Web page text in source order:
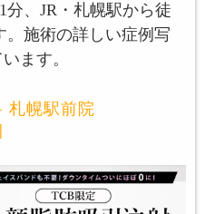
、JR・札幌駅から徒
。施術の詳しい症例写
ます。
札幌駅前院